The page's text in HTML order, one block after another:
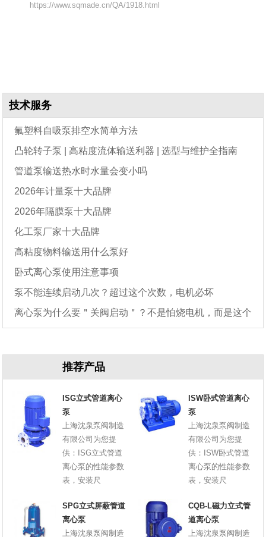
https://www.sqmade.cn/QA/1918.html
技术服务
氟塑料自吸泵排空水简单方法
凸轮转子泵 | 高粘度流体输送利器 | 选型与维护全指南
管道泵输送热水时水量会变小吗
2026年计量泵十大品牌
2026年隔膜泵十大品牌
化工泵厂家十大品牌
高粘度物料输送用什么泵好
卧式离心泵使用注意事项
泵不能连续启动几次？超过这个次数，电机必坏
离心泵为什么要＂关阀启动＂？不是怕烧电机，而是这个
推荐产品
ISG立式管道离心
泵
上海沈泉泵阀制造
有限公司为您提
供：ISG立式管道
离心泵的性能参数
表，安装尺
ISW卧式管道离心
泵
上海沈泉泵阀制造
有限公司为您提
供：ISW卧式管道
离心泵的性能参数
表，安装尺
SPG立式屏蔽管道
离心泵
上海沈泉泵阀制造
CQB-L磁力立式管
道离心泵
上海沈泉泵阀制造